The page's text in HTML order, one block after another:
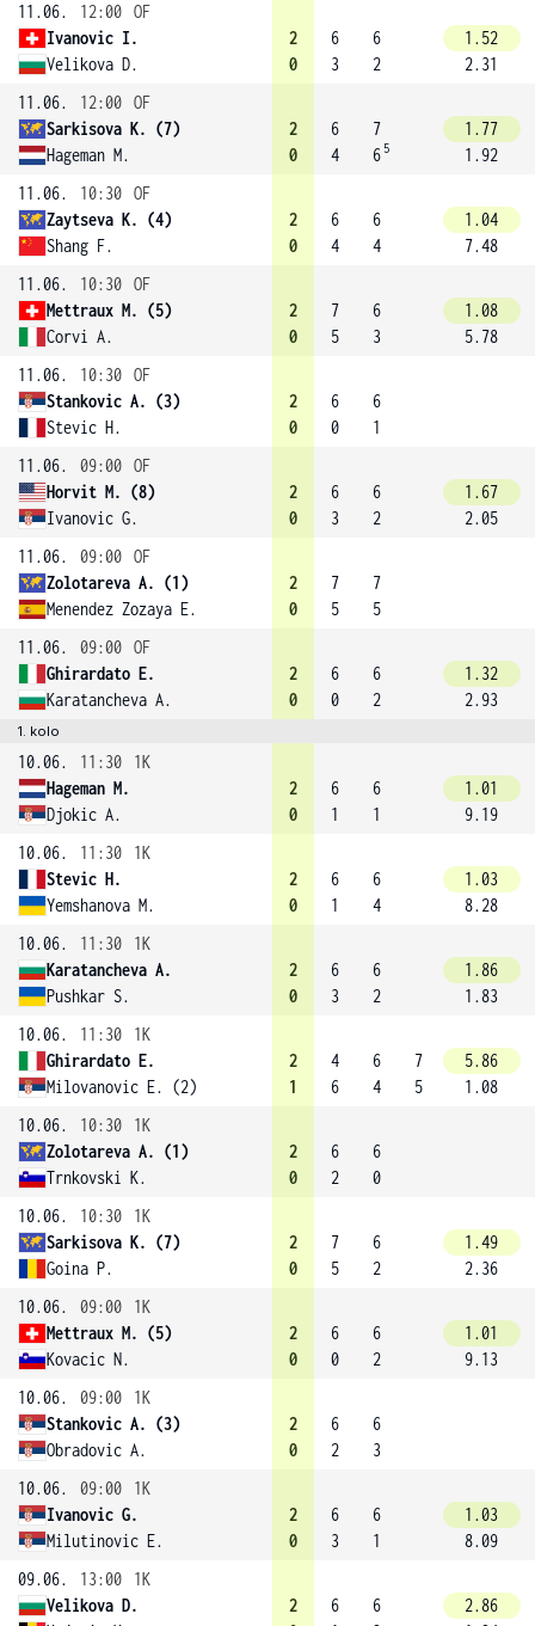
11.06. 12:00 OF
Ivanovic I.
Velikova D.
2
0
6
3
6
2
1.52
2.31
11.06.
12:00 OF
Sarkisova K. (7)
Hageman M.
2
0
6
4
7
6 5
1.77
1.92
11.06.
10:30 OF
Zaytseva K. (4)
Shang F.
2
0
6
4
6
4
1.04
7.48
11.06.
10:30 OF
Mettraux M. (5)
Corvi A.
2
0
7
5
6
3
1.08
5.78
11.06.
10:30 OF
Stankovic A. (3)
Stevic H.
2
0
6
0
6
1
11.06.
09:00 OF
Horvit M. (8)
Ivanovic G.
2
0
6
3
6
2
1.67
2.05
11.06.
09:00 OF
Zolotareva A. (1)
Menendez Zozaya E.
2
0
7
5
7
5
11.06.
09:00 OF
Ghirardato E.
Karatancheva A.
2
0
6
0
6
2
1.32
2.93
1. kolo
10.06. 11:30
1K
Hageman M.
Djokic A.
2
0
6
1
6
1
1.01
9.19
10.06.
11:30
1K
Stevic H.
Yemshanova M.
2
0
6
1
6
4
1.03
8.28
10.06.
11:30
1K
Karatancheva A.
Pushkar S.
2
0
6
3
6
2
1.86
1.83
10.06.
11:30
1K
Ghirardato E.
Milovanovic E. (2)
2
1
4
6
6
4
7
5
5.86
1.08
10.06.
10:30
1K
Zolotareva A. (1)
Trnkovski K.
2
0
6
2
6
0
10.06.
10:30
1K
Sarkisova K. (7)
Goina P.
2
0
7
5
6
2
1.49
2.36
10.06.
09:00
1K
Mettraux M. (5)
Kovacic N.
2
0
6
0
6
2
1.01
9.13
10.06.
09:00
1K
Stankovic A. (3)
Obradovic A.
2
0
6
2
6
3
10.06.
09:00
1K
Ivanovic G.
Milutinovic E.
2
0
6
3
6
1
1.03
8.09
09.06.
13:00
1K
Velikova D.
2
6
6
2.86